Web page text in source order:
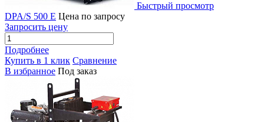
Быстрый просмотр
DPA/S 500 E Цена по запросу
Запросить цену
Подробнее
Купить в 1 клик Сравнение
В избранное Под заказ